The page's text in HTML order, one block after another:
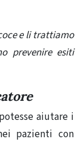
e li trattiamo
prevenire esiti
aiutare i
pazienti con